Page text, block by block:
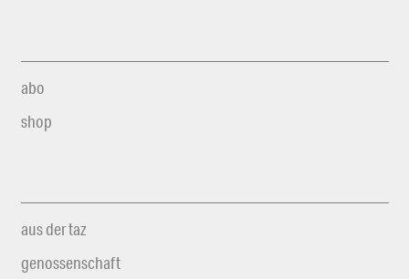
abo
shop
aus der taz
genossenschaft